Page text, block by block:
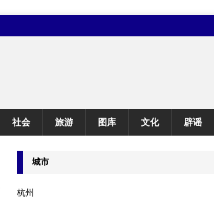
社会 旅游 图库 文化 辟谣
城市
杭州